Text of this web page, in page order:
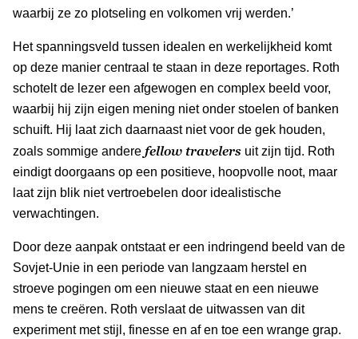
waarbij ze zo plotseling en volkomen vrij werden.’
Het spanningsveld tussen idealen en werkelijkheid komt
op deze manier centraal te staan in deze reportages. Roth
schotelt de lezer een afgewogen en complex beeld voor,
waarbij hij zijn eigen mening niet onder stoelen of banken
schuift. Hij laat zich daarnaast niet voor de gek houden,
zoals sommige andere fellow travelers uit zijn tijd. Roth
eindigt doorgaans op een positieve, hoopvolle noot, maar
laat zijn blik niet vertroebelen door idealistische
verwachtingen.
Door deze aanpak ontstaat er een indringend beeld van de
Sovjet-Unie in een periode van langzaam herstel en
stroeve pogingen om een nieuwe staat en een nieuwe
mens te creëren. Roth verslaat de uitwassen van dit
experiment met stijl, finesse en af en toe een wrange grap.